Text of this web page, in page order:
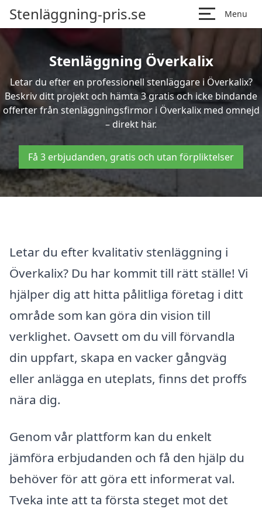
Stenläggning-pris.se Menu
Stenläggning Överkalix
Letar du efter en professionell stenläggare i Överkalix?
Beskriv ditt projekt och hämta 3 gratis och icke bindande
offerter från stenläggningsfirmor i Överkalix med omnejd
– direkt här.
Få 3 erbjudanden, gratis och utan förpliktelser
Letar du efter kvalitativ stenläggning i
Överkalix? Du har kommit till rätt ställe! Vi
hjälper dig att hitta pålitliga företag i ditt
område som kan göra din vision till
verklighet. Oavsett om du vill förvandla
din uppfart, skapa en vacker gångväg
eller anlägga en uteplats, finns det proffs
nära dig.
Genom vår plattform kan du enkelt
jämföra erbjudanden och få den hjälp du
behöver för att göra ett informerat val.
Tveka inte att ta första steget mot det